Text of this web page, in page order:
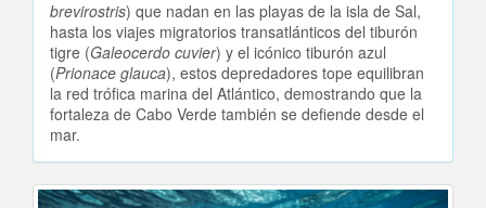
brevirostris) que nadan en las playas de la isla de Sal,
hasta los viajes migratorios transatlánticos del tiburón
tigre (Galeocerdo cuvier) y el icónico tiburón azul
(Prionace glauca), estos depredadores tope equilibran
la red trófica marina del Atlántico, demostrando que la
fortaleza de Cabo Verde también se defiende desde el
mar.